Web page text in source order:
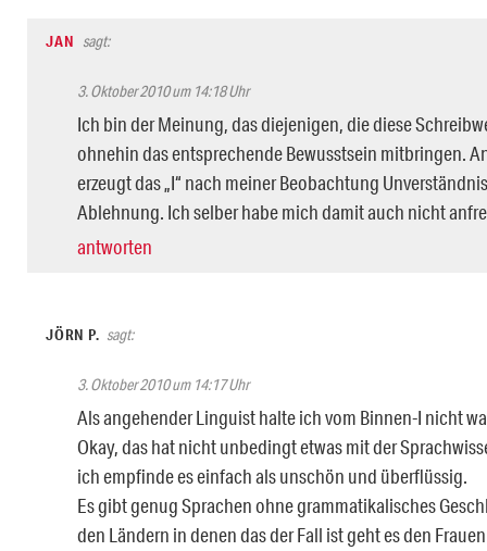
JAN sagt:
3. Oktober 2010 um 14:18 Uhr
Ich bin der Meinung, das diejenigen, die diese
ohnehin das entsprechende Bewusstsein mitbringen.
erzeugt das „I“ nach meiner Beobachtung
Ablehnung. Ich selber habe mich damit auch nicht
antworten
JÖRN P. sagt:
3. Oktober 2010 um 14:17 Uhr
Als angehender Linguist halte ich vom Binnen-I nicht
Okay, das hat nicht unbedingt etwas mit der
ich empfinde es einfach als unschön und überflüssig.
Es gibt genug Sprachen ohne grammatikalisches
den Ländern in denen das der Fall ist geht es den